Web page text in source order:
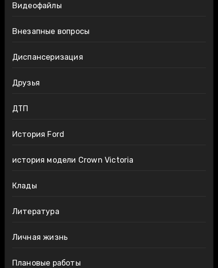
Видеофайлы
Внезапные вопросы
Диспансеризация
Друзья
ДТП
История Ford
история модели Crown Victoria
Клады
Литература
Личная жизнь
Плановые работы